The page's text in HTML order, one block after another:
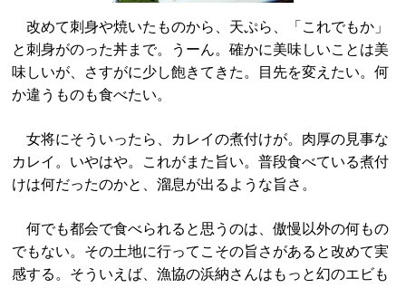
改めて刺身や焼いたものから、天ぷら、「これでもか」
と刺身がのった丼まで。うーん。確かに美味しいことは美
味しいが、さすがに少し飽きてきた。目先を変えたい。何
か違うものも食べたい。
女将にそういったら、カレイの煮付けが。肉厚の見事な
カレイ。いやはや。これがまた旨い。普段食べている煮付
けは何だったのかと、溜息が出るような旨さ。
何でも都会で食べられると思うのは、傲慢以外の何もの
でもない。その土地に行ってこその旨さがあると改めて実
感する。そういえば、漁協の浜納さんはもっと幻のエビも